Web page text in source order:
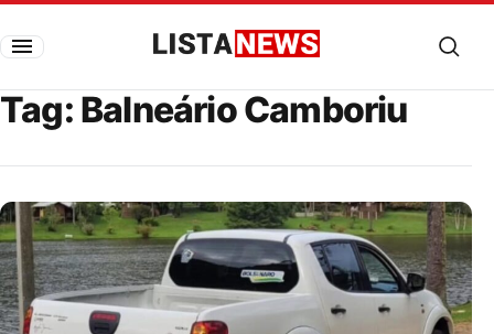
Listanews
Tag: Balneário Camboriu